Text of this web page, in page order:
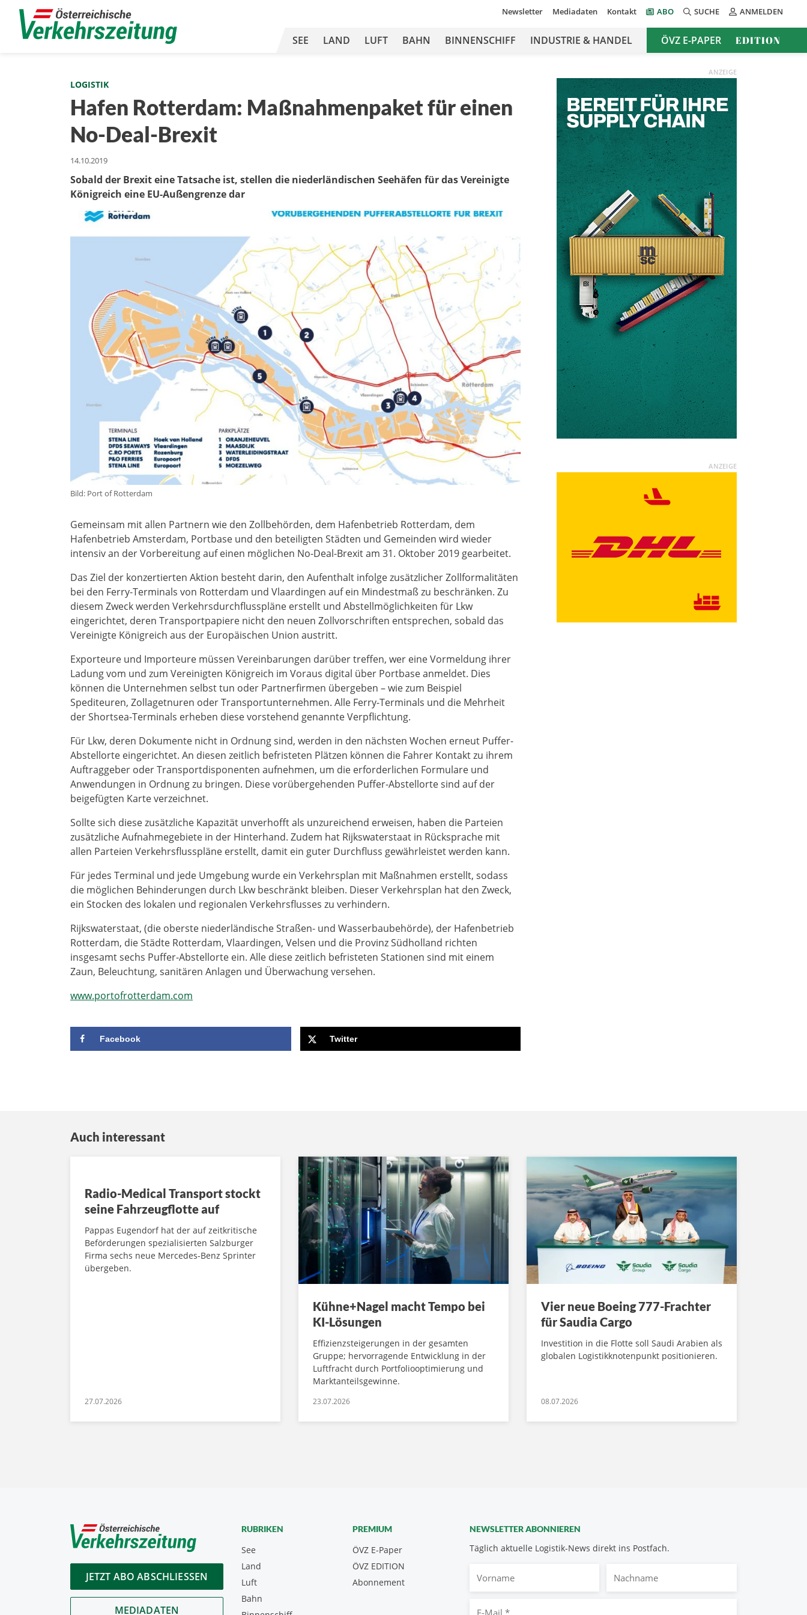
Newsletter Mediadaten Kontakt ABO SUCHE ANMELDEN
SEE LAND LUFT BAHN BINNENSCHIFF INDUSTRIE & HANDEL ÖVZ E-PAPER EDITION
LOGISTIK
Hafen Rotterdam: Maßnahmenpaket für einen
No-Deal-Brexit
14.10.2019
Sobald der Brexit eine Tatsache ist, stellen die niederländischen Seehäfen für das Vereinigte
Königreich eine EU-Außengrenze dar
Bild: Port of Rotterdam
Gemeinsam mit allen Partnern wie den Zollbehörden, dem Hafenbetrieb Rotterdam, dem
Hafenbetrieb Amsterdam, Portbase und den beteiligten Städten und Gemeinden wird wieder
intensiv an der Vorbereitung auf einen möglichen No-Deal-Brexit am 31. Oktober 2019 gearbeitet.
Das Ziel der konzertierten Aktion besteht darin, den Aufenthalt infolge zusätzlicher Zollformalitäten
bei den Ferry-Terminals von Rotterdam und Vlaardingen auf ein Mindestmaß zu beschränken. Zu
diesem Zweck werden Verkehrsdurchflusspläne erstellt und Abstellmöglichkeiten für Lkw
eingerichtet, deren Transportpapiere nicht den neuen Zollvorschriften entsprechen, sobald das
Vereinigte Königreich aus der Europäischen Union austritt.
Exporteure und Importeure müssen Vereinbarungen darüber treffen, wer eine Vormeldung ihrer
Ladung vom und zum Vereinigten Königreich im Voraus digital über Portbase anmeldet. Dies
können die Unternehmen selbst tun oder Partnerfirmen übergeben – wie zum Beispiel
Spediteuren, Zollagetnuren oder Transportunternehmen. Alle Ferry-Terminals und die Mehrheit
der Shortsea-Terminals erheben diese vorstehend genannte Verpflichtung.
Für Lkw, deren Dokumente nicht in Ordnung sind, werden in den nächsten Wochen erneut Puffer-
Abstellorte eingerichtet. An diesen zeitlich befristeten Plätzen können die Fahrer Kontakt zu ihrem
Auftraggeber oder Transportdisponenten aufnehmen, um die erforderlichen Formulare und
Anwendungen in Ordnung zu bringen. Diese vorübergehenden Puffer-Abstellorte sind auf der
beigefügten Karte verzeichnet.
Sollte sich diese zusätzliche Kapazität unverhofft als unzureichend erweisen, haben die Parteien
zusätzliche Aufnahmegebiete in der Hinterhand. Zudem hat Rijkswaterstaat in Rücksprache mit
allen Parteien Verkehrsflusspläne erstellt, damit ein guter Durchfluss gewährleistet werden kann.
Für jedes Terminal und jede Umgebung wurde ein Verkehrsplan mit Maßnahmen erstellt, sodass
die möglichen Behinderungen durch Lkw beschränkt bleiben. Dieser Verkehrsplan hat den Zweck,
ein Stocken des lokalen und regionalen Verkehrsflusses zu verhindern.
Rijkswaterstaat, (die oberste niederländische Straßen- und Wasserbaubehörde), der Hafenbetrieb
Rotterdam, die Städte Rotterdam, Vlaardingen, Velsen und die Provinz Südholland richten
insgesamt sechs Puffer-Abstellorte ein. Alle diese zeitlich befristeten Stationen sind mit einem
Zaun, Beleuchtung, sanitären Anlagen und Überwachung versehen.
www.portofrotterdam.com
Facebook Twitter
ANZEIGE
ANZEIGE
Auch interessant
Radio-Medical Transport stockt
seine Fahrzeugflotte auf
Pappas Eugendorf hat der auf zeitkritische
Beförderungen spezialisierten Salzburger
Firma sechs neue Mercedes-Benz Sprinter
übergeben.
27.07.2026
Kühne+Nagel macht Tempo bei
KI-Lösungen
Effizienzsteigerungen in der gesamten
Gruppe; hervorragende Entwicklung in der
Luftfracht durch Portfoliooptimierung und
Marktanteilsgewinne.
23.07.2026
Vier neue Boeing 777-Frachter
für Saudia Cargo
Investition in die Flotte soll Saudi Arabien als
globalen Logistikknotenpunkt positionieren.
08.07.2026
JETZT ABO ABSCHLIESSEN
MEDIADATEN
NEWSLETTER ABONNIEREN
Täglich aktuelle Logistik-News direkt ins Postfach.
RUBRIKEN
See
Land
Luft
Bahn
PREMIUM
ÖVZ E-Paper
Abonnement
ÖVZ EDITION